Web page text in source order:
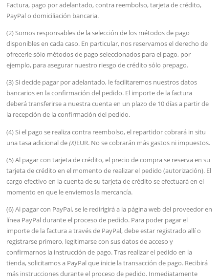
Factura, pago por adelantado, contra reembolso, tarjeta de crédito,
PayPal o domiciliación bancaria.
(2) Somos responsables de la selección de los métodos de pago
disponibles en cada caso. En particular, nos reservamos el derecho de
ofrecerle sólo métodos de pago seleccionados para el pago, por
ejemplo, para asegurar nuestro riesgo de crédito sólo prepago.
(3) Si decide pagar por adelantado, le facilitaremos nuestros datos
bancarios en la confirmación del pedido. El importe de la factura
deberá transferirse a nuestra cuenta en un plazo de 10 días a partir de
la recepción de la confirmación del pedido.
(4) Si el pago se realiza contra reembolso, el repartidor cobrará in situ
una tasa adicional de[X]EUR. No se cobrarán más gastos ni impuestos.
(5) Al pagar con tarjeta de crédito, el precio de compra se reserva en su
tarjeta de crédito en el momento de realizar el pedido (autorización). El
cargo efectivo en la cuenta de su tarjeta de crédito se efectuará en el
momento en que le enviemos la mercancía.
(6) Al pagar con PayPal, se le redirigirá a la página web del proveedor en
línea PayPal durante el proceso de pedido. Para poder pagar el
importe de la factura a través de PayPal, debe estar registrado allí o
registrarse primero, legitimarse con sus datos de acceso y
confirmarnos la instrucción de pago. Tras realizar el pedido en la
tienda, solicitamos a PayPal que inicie la transacción de pago. Recibirá
más instrucciones durante el proceso de pedido. Inmediatamente